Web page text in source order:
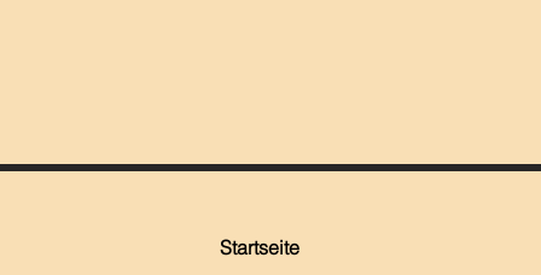
Startseite